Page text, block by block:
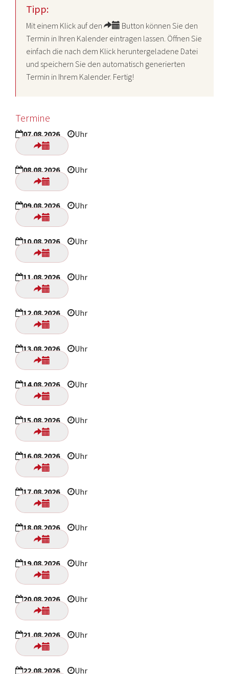
Tipp:
Mit einem Klick auf den
Button können Sie den
Termin in Ihren Kalender eintragen lassen. Öffnen Sie
einfach die nach dem Klick heruntergeladene Datei
und speichern Sie den automatisch generierten
Termin in Ihrem Kalender. Fertig!
Termine
07.08.2026 Uhr
08.08.2026 Uhr
09.08.2026 Uhr
10.08.2026 Uhr
11.08.2026 Uhr
12.08.2026 Uhr
13.08.2026 Uhr
14.08.2026 Uhr
15.08.2026 Uhr
16.08.2026 Uhr
17.08.2026 Uhr
18.08.2026 Uhr
19.08.2026 Uhr
20.08.2026 Uhr
21.08.2026 Uhr
22.08.2026 Uhr